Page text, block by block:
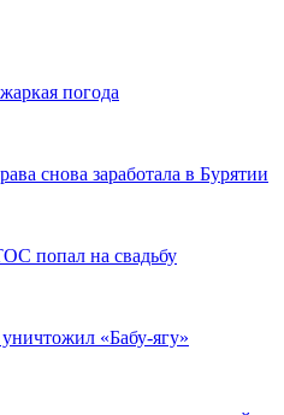
погода
снова заработала в Бурятии
попал на свадьбу
«Бабу-ягу»